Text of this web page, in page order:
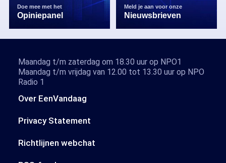
Doe mee met het
Opiniepanel
Meld je aan voor onze
Nieuwsbrieven
Over EenVandaag
Privacy Statement
Richtlijnen webchat
Maandag t/m zaterdag om 18.30 uur op NPO1
Maandag t/m vrijdag van 12.00 tot 13.30 uur op NPO
Radio 1